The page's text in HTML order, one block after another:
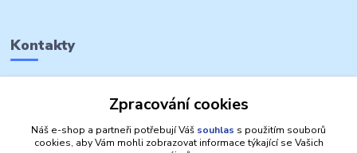
Kontakty
Zpracování cookies
Náš e-shop a partneři potřebují Váš souhlas s použitím souborů
cookies, aby Vám mohli zobrazovat informace týkající se Vašich